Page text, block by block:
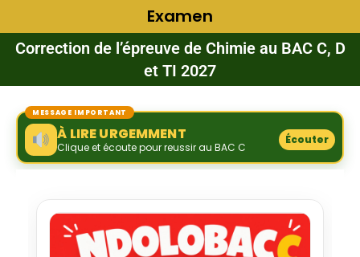
Examen
Correction de l’épreuve de Chimie au BAC C, D
et TI 2027
MESSAGE IMPORTANT
À LIRE URGEMMENT
Clique et écoute pour reussir au BAC C
Écouter